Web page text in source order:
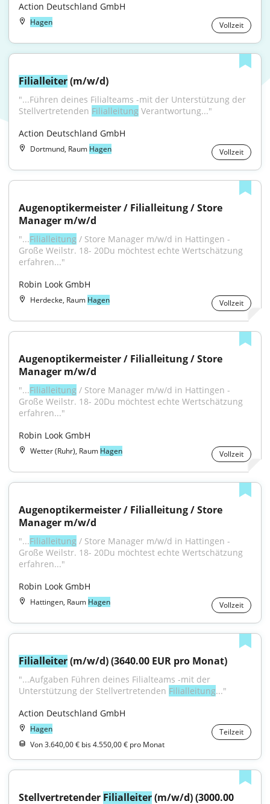
Action Deutschland GmbH
Hagen Vollzeit
Filialleiter (m/w/d)
"...Führen deines Filialteams -mit der Unterstützung der
Stellvertretenden Filialleitung Verantwortung..."
Action Deutschland GmbH
Dortmund, Raum Hagen Vollzeit
Augenoptikermeister / Filialleitung / Store
Manager m/w/d
"...Filialleitung / Store Manager m/w/d in Hattingen -
Große Weilstr. 18- 20Du möchtest echte Wertschätzung
erfahren..."
Robin Look GmbH
Herdecke, Raum Hagen Vollzeit
Augenoptikermeister / Filialleitung / Store
Manager m/w/d
"...Filialleitung / Store Manager m/w/d in Hattingen -
Große Weilstr. 18- 20Du möchtest echte Wertschätzung
erfahren..."
Robin Look GmbH
Wetter (Ruhr), Raum Hagen Vollzeit
Augenoptikermeister / Filialleitung / Store
Manager m/w/d
"...Filialleitung / Store Manager m/w/d in Hattingen -
Große Weilstr. 18- 20Du möchtest echte Wertschätzung
erfahren..."
Robin Look GmbH
Hattingen, Raum Hagen Vollzeit
Filialleiter (m/w/d) (3640.00 EUR pro Monat)
"...Aufgaben Führen deines Filialteams -mit der
Unterstützung der Stellvertretenden Filialleitung..."
Action Deutschland GmbH
Hagen
Teilzeit
Von 3.640,00 € bis 4.550,00 € pro Monat
Stellvertretender Filialleiter (m/w/d) (3000.00